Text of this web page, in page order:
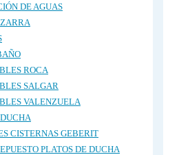
DE AGUAS
ROCA
SALGAR
VALENZUELA
CISTERNAS GEBERIT
PLATOS DE DUCHA